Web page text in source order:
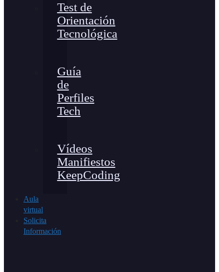
Test de
Orientación
Tecnológica
Guía
de
Perfiles
Tech
Vídeos
Manifiestos
KeepCoding
Aula
virtual
Solicita
Información